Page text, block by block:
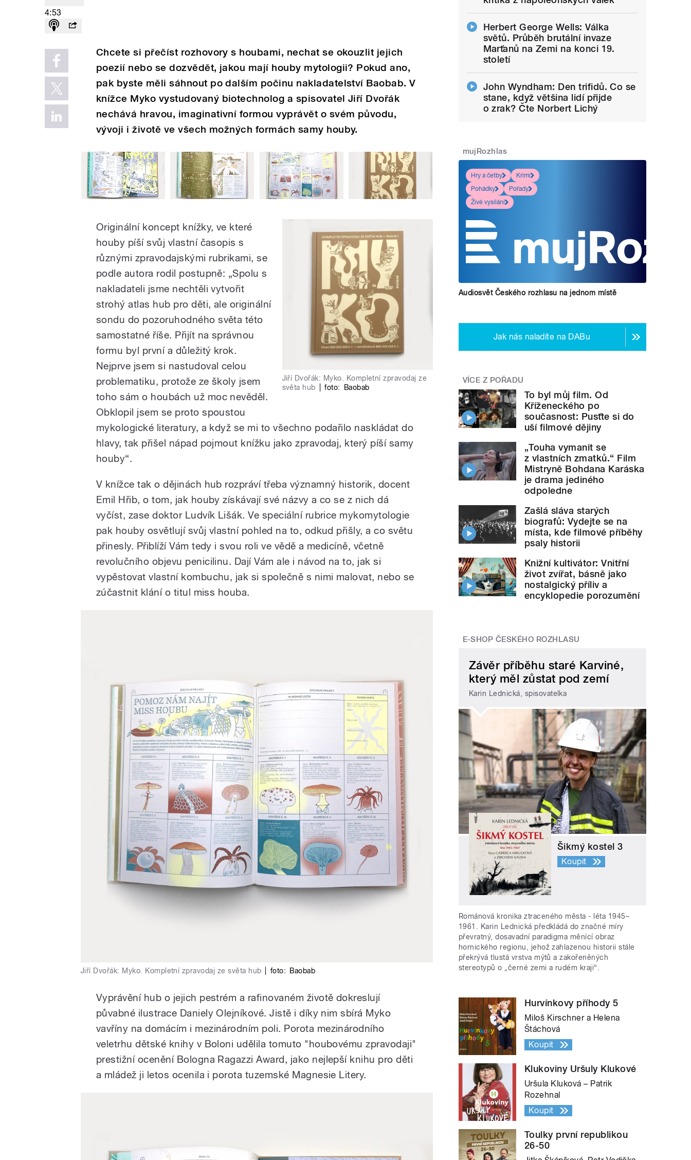
4:53
Chcete si přečíst rozhovory s houbami, nechat se okouzlit jejich
poezií nebo se dozvědět, jakou mají houby mytologii? Pokud ano,
pak byste měli sáhnout po dalším počinu nakladatelství Baobab. V
knížce Myko vystudovaný biotechnolog a spisovatel Jiří Dvořák
nechává hravou, imaginativní formou vyprávět o svém původu,
vývoji i životě ve všech možných formách samy houby.
Jiří Dvořák: Myko. Kompletní zpravodaj ze
světa hub
foto: Baobab
Originální koncept knížky, ve které
houby píší svůj vlastní časopis s
různými zpravodajskými rubrikami, se
podle autora rodil postupně: „Spolu s
nakladateli jsme nechtěli vytvořit
strohý atlas hub pro děti, ale originální
sondu do pozoruhodného světa této
samostatné říše. Přijít na správnou
formu byl první a důležitý krok.
Nejprve jsem si nastudoval celou
problematiku, protože ze školy jsem
toho sám o houbách už moc nevěděl.
Obklopil jsem se proto spoustou
mykologické literatury, a když se mi to všechno podařilo naskládat do
hlavy, tak přišel nápad pojmout knížku jako zpravodaj, který píší samy
houby“.
V knížce tak o dějinách hub rozpráví třeba významný historik, docent
Emil Hřib, o tom, jak houby získávají své názvy a co se z nich dá
vyčíst, zase doktor Ludvík Lišák. Ve speciální rubrice mykomytologie
pak houby osvětlují svůj vlastní pohled na to, odkud přišly, a co světu
přinesly. Přiblíží Vám tedy i svou roli ve vědě a medicíně, včetně
revolučního objevu penicilinu. Dají Vám ale i návod na to, jak si
vypěstovat vlastní kombuchu, jak si společně s nimi malovat, nebo se
zúčastnit klání o titul miss houba.
Jiří Dvořák: Myko. Kompletní zpravodaj ze světa hub foto: Baobab
Vyprávění hub o jejich pestrém a rafinovaném životě dokreslují
půvabné ilustrace Daniely Olejníkové. Jistě i díky nim sbírá Myko
vavříny na domácím i mezinárodním poli. Porota mezinárodního
veletrhu dětské knihy v Boloni udělila tomuto "houbovému zpravodaji"
prestižní ocenění Bologna Ragazzi Award, jako nejlepší knihu pro děti
a mládež ji letos ocenila i porota tuzemské Magnesie Litery.
Herbert George Wells: Válka
světů. Průběh brutální invaze
Marťanů na Zemi na konci 19.
století
John Wyndham: Den trifidů. Co se
stane, když většina lidí přijde
o zrak? Čte Norbert Lichý
mujRozhlas
Hry a četby
Krimi
Pohádky
Pořady
Živé vysílání
Audiosvět Českého rozhlasu na jednom místě
Jak nás naladíte na DABu
VÍCE Z POŘADU
To byl můj film. Od
Kříženeckého po
současnost: Pusťte si do
uší filmové dějiny
„Touha vymanit se
z vlastních zmatků.“ Film
Mistryně Bohdana Karáska
je drama jediného
odpoledne
Zašlá sláva starých
biografů: Vydejte se na
místa, kde filmové příběhy
psaly historii
Knižní kultivátor: Vnitřní
život zvířat, básně jako
nostalgický příliv a
encyklopedie porozumění
E-SHOP ČESKÉHO ROZHLASU
Závěr příběhu staré Karviné,
který měl zůstat pod zemí
Karin Lednická, spisovatelka
Šikmý kostel 3
Koupit
Románová kronika ztraceného města - léta 1945–
1961. Karin Lednická předkládá do značné míry
převratný, dosavadní paradigma měnící obraz
hornického regionu, jehož zahlazenou historii stále
překrývá tlustá vrstva mýtů a zakořeněných
stereotypů o „černé zemi a rudém kraji“.
Hurvínkovy příhody 5
Miloš Kirschner a Helena
Štáchová
Koupit
Klukoviny Uršuly Klukové
Uršula Kluková – Patrik
Rozehnal
Koupit
Toulky první republikou
26-50